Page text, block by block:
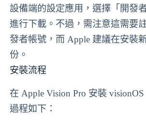
設備端的設定應用，選擇「開發
進行下載。不過，需注意這需要
發者帳號，而 Apple 建議在安裝
份。
安裝流程
在 Apple Vision Pro 安裝
過程如下：